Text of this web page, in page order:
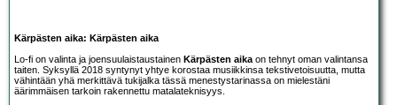
Kärpästen aika: Kärpästen aika
Lo-fi on valinta ja joensuulaistaustainen Kärpästen aika on tehnyt oman valintansa
taiten. Syksyllä 2018 syntynyt yhtye korostaa musiikkinsa tekstivetoisuutta, mutta
vähintään yhä merkittävä tukijalka tässä menestystarinassa on mielestäni
äärimmäisen tarkoin rakennettu matalateknisyys.